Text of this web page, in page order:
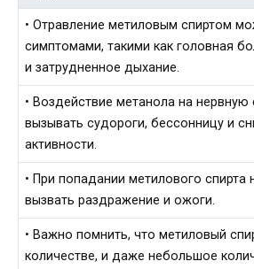
• Отравление метиловым спиртом
симптомами, такими как головная
и затрудненное дыхание.
• Воздействие метанола на
вызывать судороги, бессонницу и
активности.
• При попадании метилового
вызвать раздражение и ожоги.
• Важно помнить, что метиловый
количестве, и даже небольшое